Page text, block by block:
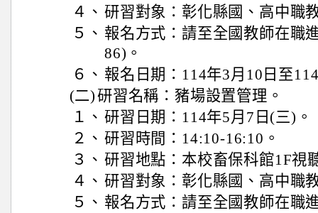
４、 研習對象：彰化縣國、高中職
５、 報名方式：請至全國教師在職
86)。
６、 報名日期：114年3月10日至
(二)研習名稱：豬場設置管理。
１、 研習日期：114年5月7日(三)。
２、 研習時間：14:10-16:10。
３、 研習地點：本校畜保科館1F視
４、 研習對象：彰化縣國、高中職
５、 報名方式：請至全國教師在職